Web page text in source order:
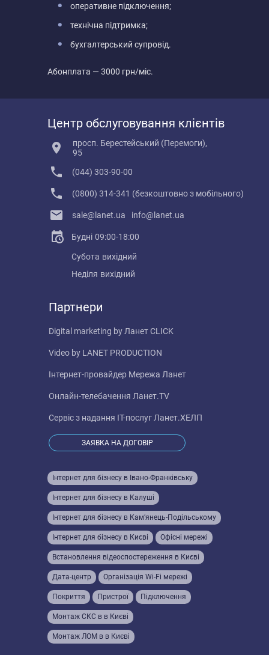
оперативне підключення;
технічна підтримка;
бухгалтерський супровід.
Абонплата — 3000 грн/міс.
Інтернет для бізнесу в Івано-Франківську
Інтернет для бізнесу в Калуші
Інтернет для бізнесу в Кам’янець-Подільському
Інтернет для бізнесу в Києві Офісні мережі
Встановлення відеоспостереження в Києві
Дата-центр Організація Wi-Fi мережі
Покриття Пристрої Підключення
Монтаж СКС в в Києві
Монтаж ЛОМ в в Києві
Центр обслуговування клієнтів
просп. Берестейський (Перемоги),
95
(044) 303-90-00
(0800) 314-341 (безкоштовно з мобільного)
sale@lanet.ua info@lanet.ua
Будні 09:00-18:00
Субота вихідний
Неділя вихідний
Партнери
Digital marketing by Ланет CLICK
Video by LANET PRODUCTION
Інтернет-провайдер Мережа Ланет
Онлайн-телебачення Ланет.TV
Сервіс з надання IT-послуг Ланет.ХЕЛП
ЗАЯВКА НА ДОГОВІР